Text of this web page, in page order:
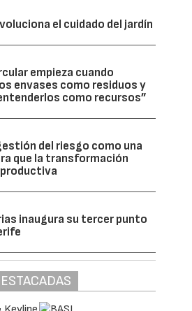
el cuidado del jardín
empieza cuando
envases como residuos y
como recursos”
del riesgo como una
que la transformación
inaugura su tercer punto